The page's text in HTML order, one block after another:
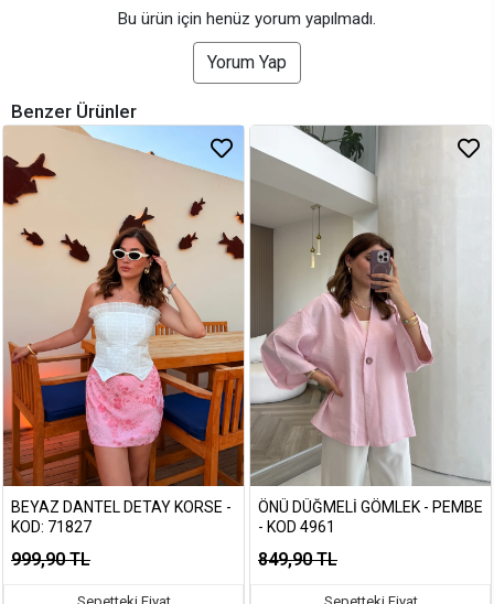
Bu ürün için henüz yorum yapılmadı.
Yorum Yap
Benzer Ürünler
BEYAZ DANTEL DETAY KORSE -
KOD: 71827
999,90 TL
ÖNÜ DÜĞMELI GÖMLEK - PEMBE
- KOD 4961
849,90 TL